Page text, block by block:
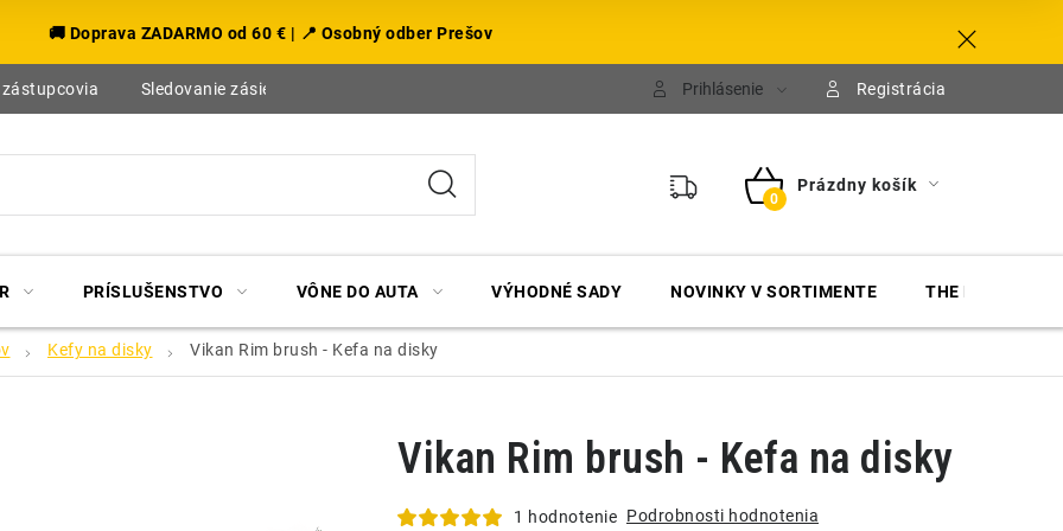
🚚 Doprava ZADARMO od 60 € | 📍 Osobný odber Prešov
Sledovanie zásielky Prihlásenie Registrácia
NÁKUPNÝ
Prázdny košík
PRÍSLUŠENSTVO VÔNE DO AUTA VÝHODNÉ SADY NOVINKY V SORTIMENTE THE FINISHER
Kefy na disky Vikan Rim brush - Kefa na disky
Vikan Rim brush - Kefa na disky
1 hodnotenie Podrobnosti hodnotenia